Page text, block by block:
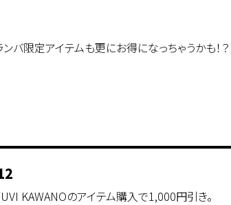
バ限定アイテムも更にお得になっちゃうかも！
KAWANOのアイテム購入で1,000円引き。